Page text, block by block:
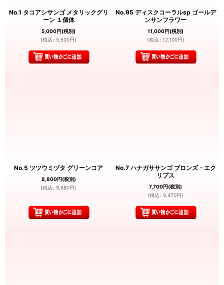
No.1 タコアシサンゴ メタリックグリ
ーン １個体
5,000円(税別)
(税込 : 5,500円)
No.95 ディスクコーラルsp ゴールデ
ンサンフラワー
11,000円(税別)
(税込 : 12,100円)
No.5 ツツウミヅタ グリーンコア
8,800円(税別)
(税込 : 9,680円)
No.7 ハナガササンゴ ブロンズ・エク
リプス
7,700円(税別)
(税込 : 8,470円)